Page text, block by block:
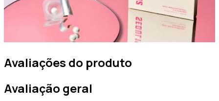
Avaliações do produto
Avaliação geral